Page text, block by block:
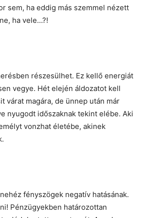
sem, ha eddig más szemmel nézett
ha vele…?!
részesülhet. Ez kellő energiát
vegye. Hét elején áldozatot kell
várat magára, de ünnep után már
nyugodt időszaknak tekint elébe. Aki
vonzhat életébe, akinek
fényszögek negatív hatásának.
Pénzügyekben határozottan